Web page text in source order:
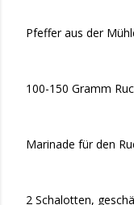
Pfeffer aus der
100-150 Gramm
Marinade für den
2 Schalotten,